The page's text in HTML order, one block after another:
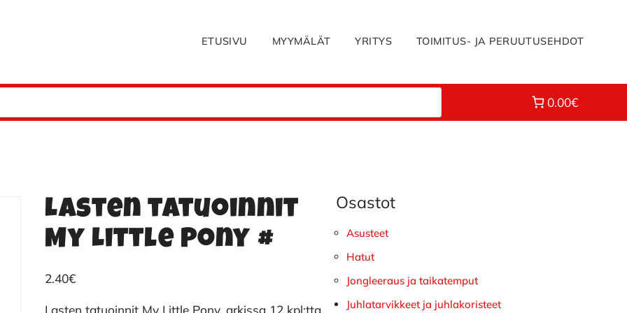
ETUSIVU MYYMÄLÄT YRITYS TOIMITUS- JA PERUUTUSEHDOT
0.00€
Lasten tatuoinnit
My Little Pony #
2.40€
Lasten tatuoinnit My Little Pony, arkissa 12 kpl:tta
Ensisijainen
sivupalkki
Osastot
Asusteet
Hatut
Jongleeraus ja taikatemput
Juhlatarvikkeet ja juhlakoristeet